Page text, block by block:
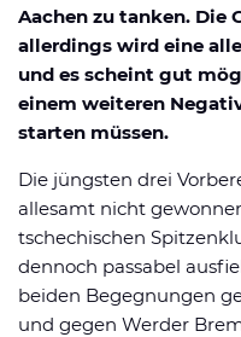
Aachen zu tanken. Die
allerdings wird eine
und es scheint gut
einem weiteren
starten müssen.
Die jüngsten drei
allesamt nicht
tschechischen
dennoch passabel
beiden Begegnungen
und gegen Werder